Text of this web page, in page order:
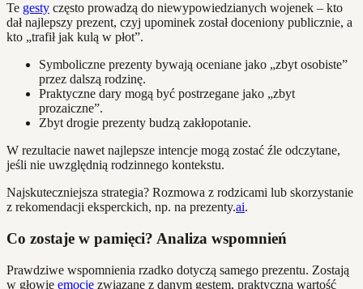
Te gesty często prowadzą do niewypowiedzianych wojenek – kto
dał najlepszy prezent, czyj upominek został doceniony publicznie, a
kto „trafił jak kulą w płot”.
Symboliczne prezenty bywają oceniane jako „zbyt osobiste”
przez dalszą rodzinę.
Praktyczne dary mogą być postrzegane jako „zbyt
prozaiczne”.
Zbyt drogie prezenty budzą zakłopotanie.
W rezultacie nawet najlepsze intencje mogą zostać źle odczytane,
jeśli nie uwzględnią rodzinnego kontekstu.
Najskuteczniejsza strategia? Rozmowa z rodzicami lub skorzystanie
z rekomendacji eksperckich, np. na prezenty.ai.
Co zostaje w pamięci? Analiza wspomnień
Prawdziwe wspomnienia rzadko dotyczą samego prezentu. Zostają
w głowie emocje związane z danym gestem, praktyczna wartość